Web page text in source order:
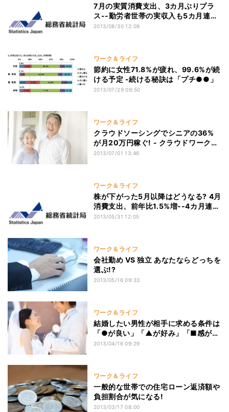
7月の実質消費支出、3カ月ぶりプラ
ス--勤労者世帯の実収入も5カ月連続
プラス
2013/08/30 12:09
ワーク＆ライフ
節約に女性71.8%が疲れ、99.6%が続
ける予定 -続ける秘訣は「プチ●●」
2013/07/29 09:50
ワーク＆ライフ
クラウドソーシングでシニアの36%
が月20万円稼ぐ! - クラウドワークス
調査
2013/07/01 13:46
ワーク＆ライフ
株が下がった5月以降はどうなる? 4月
消費支出、前年比1.5%増--4カ月連続
増
2013/05/31 12:05
ワーク＆ライフ
会社勤め VS 独立 あなたならどっちを
選ぶ!?
2013/05/16 09:33
ワーク＆ライフ
結婚したい男性が相手に求める条件は
「●が良い」「▲が好み」「■感があ
る」
2013/04/16 09:29
ワーク＆ライフ
一般的な世帯での住宅ローン返済額や
負担割合が気になる!
2013/03/17 08:00